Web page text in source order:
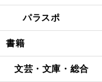
パラスポ
書籍
文芸・文庫・総合